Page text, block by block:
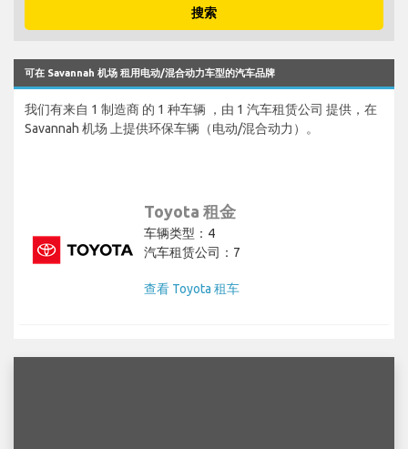
搜索
可在 Savannah 机场 租用电动/混合动力车型的汽车品牌
我们有来自 1 制造商 的 1 种车辆 ，由 1 汽车租赁公司 提供，在
Savannah 机场 上提供环保车辆（电动/混合动力）。
Toyota 租金
车辆类型：4
汽车租赁公司：7
查看 Toyota 租车